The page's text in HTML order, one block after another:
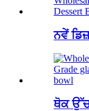
ਨਵੇਂ
ਥੋਕ ਉੱਚ